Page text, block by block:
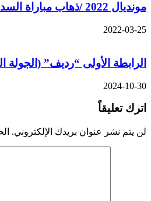
مونديال 2022 /ذهاب مباراة السد: الجزائر تفوز على الكاميرون
2022-03-25
الرابطة الأولى “رديف” (الجولة
2024-10-30
اترك تعليقاً
لن يتم نشر عنوان بريدك الإلكتروني.